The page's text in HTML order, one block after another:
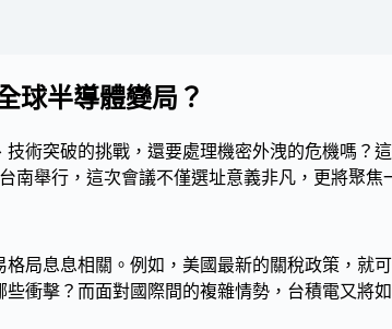
球半導體變局？
術突破的挑戰，還要處理機密外洩的危機嗎？
南舉行，這次會議不僅選址意義非凡，更將聚
局息息相關。例如，美國最新的關稅政策，就
衝擊？而面對國際間的複雜情勢，台積電又將